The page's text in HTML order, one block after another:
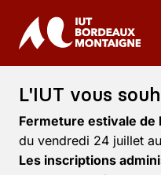
L'IUT vous
Fermeture estivale de
du vendredi 24 juillet
Les inscriptions